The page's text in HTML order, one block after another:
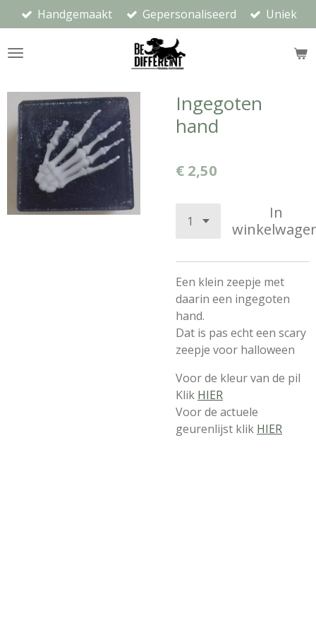
direct
naar
Handgemaakt Gepersonaliseerd Uniek
Ingegoten
hand
€ 2,50
In
Een klein zeepje met
daarin een ingegoten
hand.
Dat is pas echt een scary
zeepje voor halloween
Voor de kleur van de pil
Klik HIER
Voor de actuele
geurenlijst klik HIER